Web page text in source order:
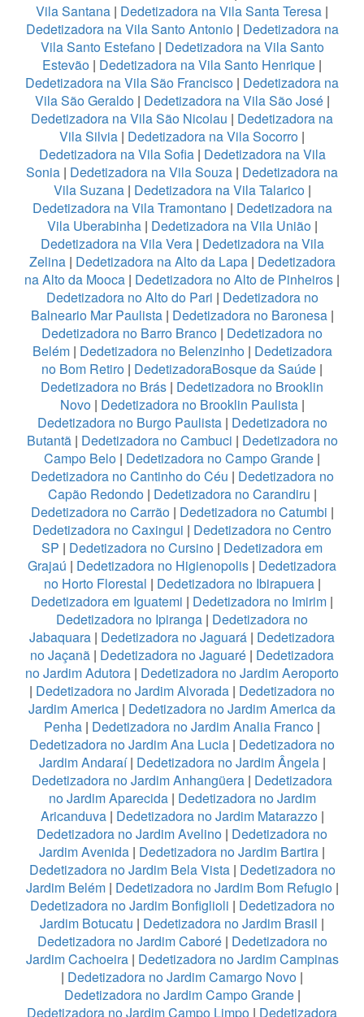
Vila Santana | Dedetizadora na Vila Santa Teresa |
Dedetizadora na Vila Santo Antonio| Dedetizadora na
Vila Santo Estefano| Dedetizadora na Vila Santo
Estevão | Dedetizadora na Vila Santo Henrique |
Dedetizadora na Vila São Francisco | Dedetizadora na
Vila São Geraldo| Dedetizadora na Vila São José|
Dedetizadora na Vila São Nicolau | Dedetizadora na
Vila Silvia | Dedetizadora na Vila Socorro |
Dedetizadora na Vila Sofia| Dedetizadora na Vila
Sonia | Dedetizadora na Vila Souza | Dedetizadora na
Vila Suzana| Dedetizadora na Vila Talarico|
Dedetizadora na Vila Tramontano| Dedetizadora na
Vila Uberabinha| Dedetizadora na Vila União|
Dedetizadora na Vila Vera| Dedetizadora na Vila
Zelina| Dedetizadora na Alto da Lapa| Dedetizadora
na Alto da Mooca | Dedetizadora no Alto de Pinheiros |
Dedetizadora no Alto do Pari | Dedetizadora no
Balneario Mar Paulista| Dedetizadora no Baronesa|
Dedetizadora no Barro Branco | Dedetizadora no
Belém| Dedetizadora no Belenzinho| Dedetizadora
no Bom Retiro | DedetizadoraBosque da Saúde |
Dedetizadora no Brás | Dedetizadora no Brooklin
Novo| Dedetizadora no Brooklin Paulista|
Dedetizadora no Burgo Paulista| Dedetizadora no
Butantã| Dedetizadora no Cambuci | Dedetizadora no
Campo Belo | Dedetizadora no Campo Grande |
Dedetizadora no Cantinho do Céu | Dedetizadora no
Capão Redondo| Dedetizadora no Carandiru |
Dedetizadora no Carrão| Dedetizadora no Catumbi |
Dedetizadora no Caxingui | Dedetizadora no Centro
SP | Dedetizadora no Cursino | Dedetizadora em
Grajaú | Dedetizadora no Higienopolis | Dedetizadora
no Horto Florestal | Dedetizadora no Ibirapuera|
Dedetizadora em Iguatemi | Dedetizadora no Imirim |
Dedetizadora no Ipiranga | Dedetizadora no
Jabaquara | Dedetizadora no Jaguará | Dedetizadora
no Jaçanã | Dedetizadora no Jaguaré | Dedetizadora
no Jardim Adutora | Dedetizadora no Jardim Aeroporto
| Dedetizadora no Jardim Alvorada | Dedetizadora no
Jardim America | Dedetizadora no Jardim America da
Penha | Dedetizadora no Jardim Analia Franco |
Dedetizadora no Jardim Ana Lucia | Dedetizadora no
Jardim Andaraí| Dedetizadora no Jardim Ângela|
Dedetizadora no Jardim Anhangüera | Dedetizadora
no Jardim Aparecida| Dedetizadora no Jardim
Aricanduva| Dedetizadora no Jardim Matarazzo|
Dedetizadora no Jardim Avelino | Dedetizadora no
Jardim Avenida | Dedetizadora no Jardim Bartira |
Dedetizadora no Jardim Bela Vista| Dedetizadora no
Jardim Belém| Dedetizadora no Jardim Bom Refugio|
Dedetizadora no Jardim Bonfiglioli | Dedetizadora no
Jardim Botucatu | Dedetizadora no Jardim Brasil |
Dedetizadora no Jardim Caboré| Dedetizadora no
Jardim Cachoeira| Dedetizadora no Jardim Campinas
| Dedetizadora no Jardim Camargo Novo |
Dedetizadora no Jardim Campo Grande|
Dedetizadora no Jardim Campo Limpo | Dedetizadora